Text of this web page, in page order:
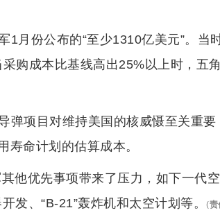
1月份公布的“至少1310亿美元”。当
购成本比基线高出25%以上时，五
弹项目对维持美国的核威慑至关重要
寿命计划的估算成本。
他优先事项带来了压力，如下一代
发、“B-21”轰炸机和太空计划等。
(责